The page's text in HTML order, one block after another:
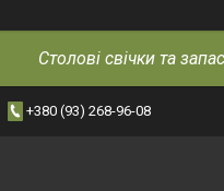
Столові свічки та
+380 (93) 268-96-08